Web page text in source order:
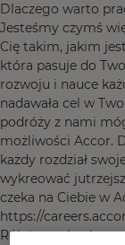
Dlaczego warto
Jesteśmy czymś
Cię takim, jakim
która pasuje do
rozwoju i nauce
nadawała cel w
podróży z nami
możliwości Accor.
każdy rozdział
wykreować
czeka na Ciebie w
https://
Rób to, co